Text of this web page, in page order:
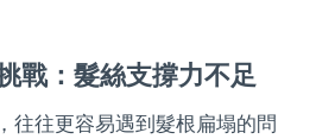
戰：髮絲支撐力不足
往往更容易遇到髮根扁塌的問